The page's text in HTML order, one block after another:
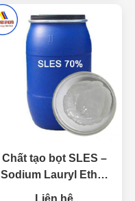
Chất tạo bọt SLES –
Sodium Lauryl Ether
Sulfate
Liên hệ